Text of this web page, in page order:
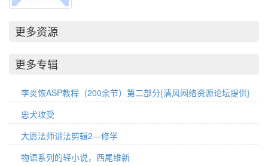
更多资源
更多专辑
李炎恢ASP教程（200余节）第二部分{清风网络资源论坛提供}
忠犬攻受
大愿法师讲法剪辑2—修学
物语系列的轻小说，西尾维新